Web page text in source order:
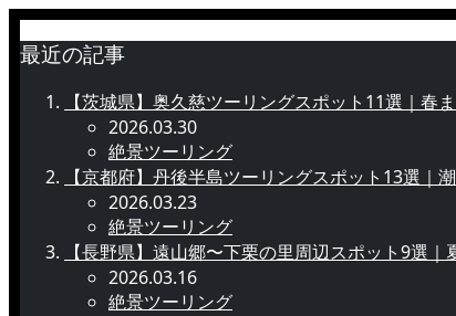
最近の記事
【茨城県】奥久慈ツーリングスポット11選｜春
2026.03.30
絶景ツーリング
【京都府】丹後半島ツーリングスポット13選｜
2026.03.23
絶景ツーリング
【長野県】遠山郷〜下栗の里周辺スポット9選
2026.03.16
絶景ツーリング